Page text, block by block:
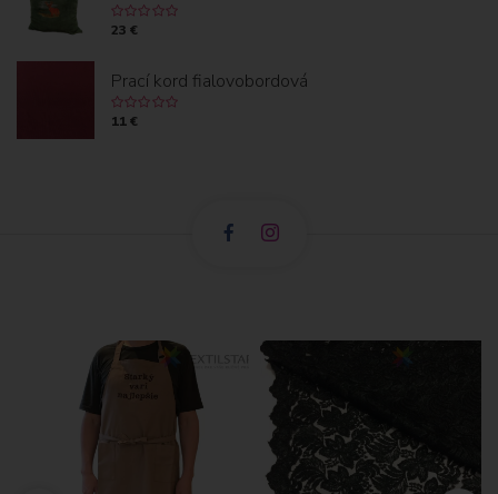
23 €
Prací kord fialovobordová
11 €